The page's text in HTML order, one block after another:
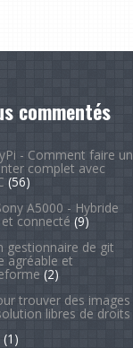
commentés
- Comment faire un
complet avec
(56)
A5000 - Hybride
connecté (9)
gestionnaire de git
agréable et
(2)
trouver des images
libres de droits
(1)